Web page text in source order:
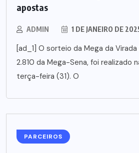
apostas
ADMIN 1 DE JANEIRO DE
[ad_1] O sorteio da Mega da
2.810 da Mega-Sena, foi realizado
terça-feira (31). O
PARCEIROS